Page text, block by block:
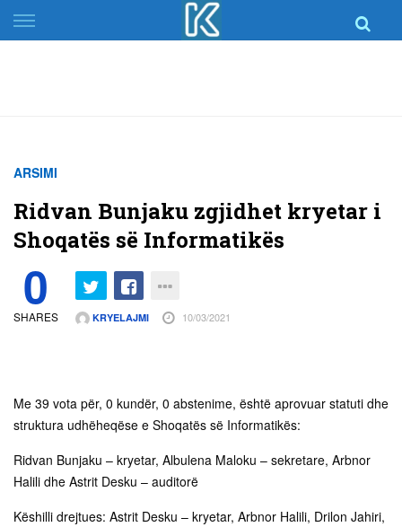
Skip
to
ARSIMI
Ridvan Bunjaku zgjidhet kryetar i
Shoqatës së Informatikës
0
SHARES KRYELAJMI 10/03/2021
Me 39 vota për, 0 kundër, 0 abstenime, është aprovuar statuti dhe
struktura udhëheqëse e Shoqatës së Informatikës:
Ridvan Bunjaku – kryetar, Albulena Maloku – sekretare, Arbnor
Halili dhe Astrit Desku – auditorë
Këshilli drejtues: Astrit Desku – kryetar, Arbnor Halili, Drilon Jahiri,